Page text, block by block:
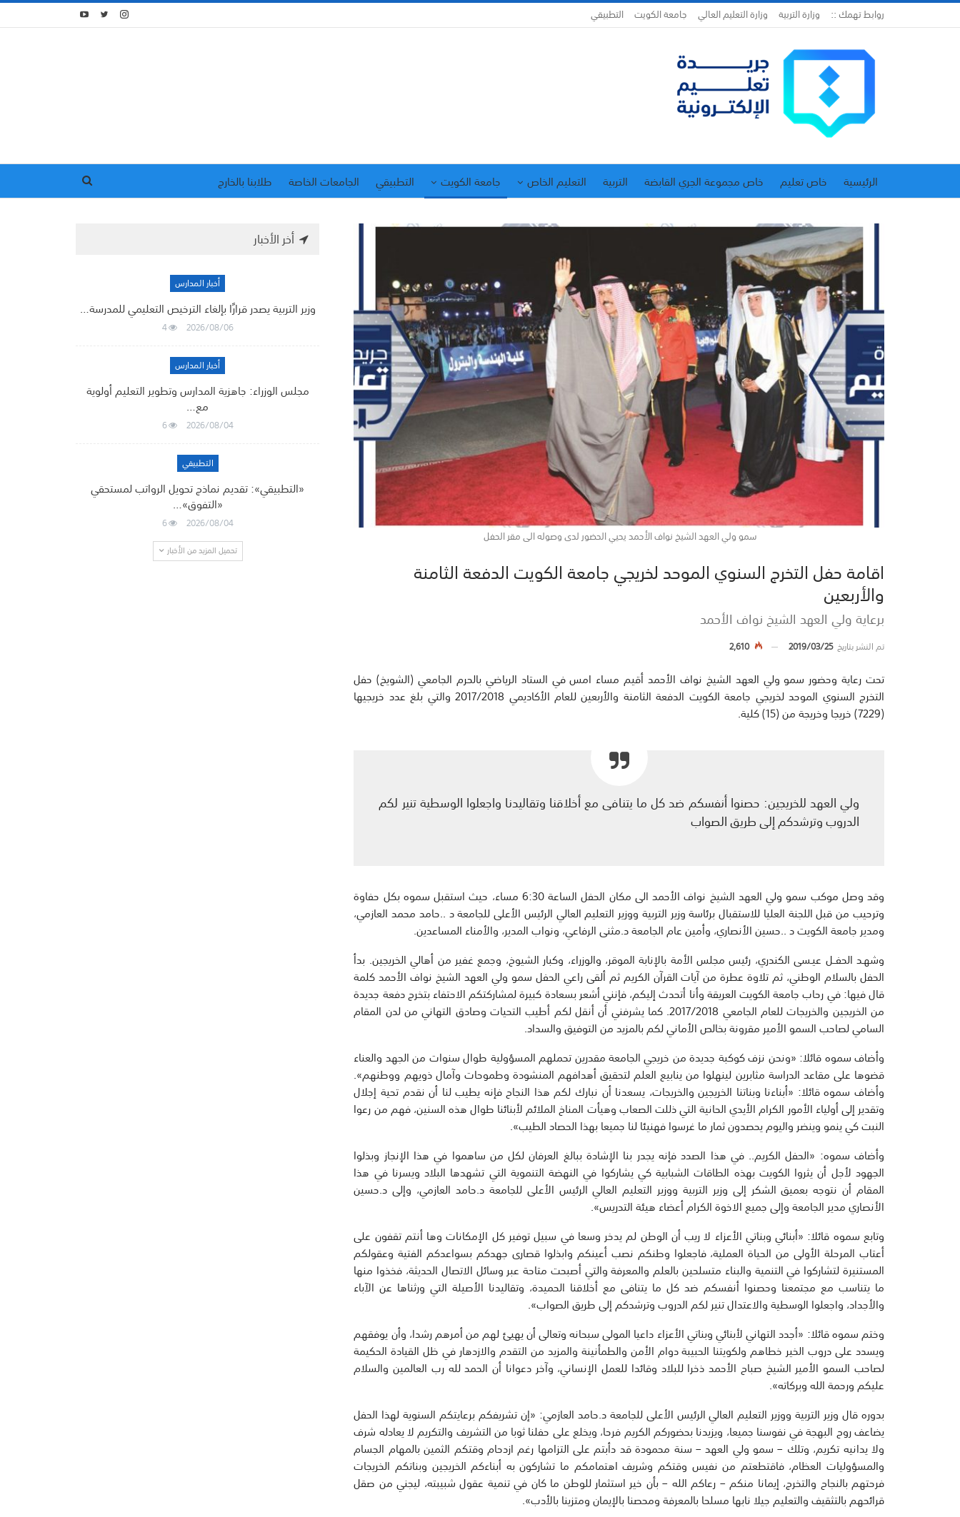
روابط تهمك :: وزارة التربية وزارة التعليم العالي جامعة الكويت التطبيقي
الرئيسية خاص تعليم خاص مجموعة الجري القابضة التربية التعليم الخاص جامعة الكويت التطبيقي الجامعات الخاصة
طلابنا بالخارج
سمو ولي العهد الشيخ نواف الأحمد يحيي الحضور لدى وصوله الى مقر الحفل
اقامة حفل التخرج السنوي الموحد لخريجي جامعة الكويت الدفعة الثامنة
والأربعين
برعاية ولي العهد الشيخ نواف الأحمد
تم النشر بتاريخ2019/03/25
2,610
تحت رعاية وحضور سمو ولي العهد الشيخ نواف الأحمد أقيم مساء امس في الستاد الرياضي بالحرم الجامعي (الشويخ) حفل
التخرج السنوي الموحد لخريجي جامعة الكويت الدفعة الثامنة والأربعين للعام الأكاديمي 2017/2018 والتي بلغ عدد خريجيها
(7229) خريجا وخريجة من (15) كلية.
ولي العهد للخريجين: حصنوا أنفسكم ضد كل ما يتنافى مع أخلاقنا وتقاليدنا واجعلوا الوسطية تنير لكم
الدروب وترشدكم إلى طريق الصواب
وقد وصل موكب سمو ولي العهد الشيخ نواف الأحمد الى مكان الحفل الساعة 6:30 مساء، حيث استقبل سموه بكل حفاوة
وترحيب من قبل اللجنة العليا للاستقبال برئاسة وزير التربية ووزير التعليم العالي الرئيس الأعلى للجامعة د ..حامد محمد العازمي،
ومدير جامعة الكويت د ..حسين الأنصاري، وأمين عام الجامعة د.مثنى الرفاعي، ونواب المدير، والأمناء المساعدين.
وشهـد الحفــل عيـسى الكندري، رئيس مجلس الأمة بالإنابة الموقر، والوزراء، وكبار الشيوخ، وجمع غفير من أهالي الخريجين. بدأ
الحفل بالسلام الوطني، ثم تلاوة عطرة من آيات القرآن الكريم ثم ألقى راعي الحفل سمو ولي العهد الشيخ نواف الأحمد كلمة
قال فيها: في رحاب جامعة الكويت العريقة وأنا أتحدث إليكم، فإنني أشعر بسعادة كبيرة لمشاركتكم الاحتفاء بتخرج دفعة جديدة
من الخريجين والخريجات للعام الجامعي 2017/2018. كما يشرفني أن أنقل لكم أطيب التحيات وصادق التهاني من لدن المقام
السامي لصاحب السمو الأمير مقرونة بخالص الأماني لكم بالمزيد من التوفيق والسداد.
وأضاف سموه قائلا: «ونحن نزف كوكبة جديدة من خريجي الجامعة مقدرين تحملهم المسؤولية طوال سنوات من الجهد والعناء
قضوها على مقاعد الدراسة مثابرين لينهلوا من ينابيع العلم لتحقيق أهدافهم المنشودة وطموحات وآمال ذويهم ووطنهم».
وأضاف سموه قائلا: «أبناءنا وبناتنا الخريجين والخريجات، يسعدنا أن نبارك لكم هذا النجاح فإنه يطيب لنا أن نقدم تحية إجلال
وتقدير إلى أولياء الأمور الكرام الأيدي الحانية التي ذللت الصعاب وهيأت المناخ الملائم لأبنائنا طوال هذه السنين، فهم من رعوا
النبت كي ينمو وينضر واليوم يحصدون ثمار ما غرسوا فهنيئا لنا جميعا بهذا الحصاد الطيب».
وأضاف سموه: «الحفل الكريم.. في هذا الصدد فإنه يجدر بنا الإشادة ببالغ العرفان لكل من ساهموا في هذا الإنجاز وبذلوا
الجهود لأجل أن يثروا الكويت بهذه الطاقات الشبابية كي يشاركوا في النهضة التنموية التي تشهدها البلاد ويسرنا في هذا
المقام أن نتوجه بعميق الشكر إلى وزير التربية ووزير التعليم العالي الرئيس الأعلى للجامعة د.حامد العازمي، وإلى د.حسين
الأنصاري مدير الجامعة وإلى جميع الاخوة الكرام أعضاء هيئة التدريس».
وتابع سموه قائلا: «أبنائي وبناتي الأعزاء لا ريب أن الوطن لم يدخر وسعا في سبيل توفير كل الإمكانات وها أنتم تقفون على
أعتاب المرحلة الأولى من الحياة العملية، فاجعلوا وطنكم نصب أعينكم وابذلوا قصارى جهدكم بسواعدكم الفتية وعقولكم
المستنيرة لتشاركوا في التنمية والبناء متسلحين بالعلم والمعرفة والتي أصبحت متاحة عبر وسائل الاتصال الحديثة، فخذوا منها
ما يتناسب مع مجتمعنا وحصنوا أنفسكم ضد كل ما يتنافى مع أخلاقنا الحميدة، وتقاليدنا الأصيلة التي ورثناها عن الآباء
والأجداد، واجعلوا الوسطية والاعتدال تنير لكم الدروب وترشدكم إلى طريق الصواب».
وختم سموه قائلا: «أجدد التهاني لأبنائي وبناتي الأعزاء داعيا المولى سبحانه وتعالى أن يهيئ لهم من أمرهم رشدا، وأن يوفقهم
ويسدد على دروب الخير خطاهم ولكويتنا الحبيبة دوام الأمن والطمأنينة والمزيد من التقدم والازدهار في ظل القيادة الحكيمة
لصاحب السمو الأمير الشيخ صباح الأحمد ذخرا للبلاد وقائدا للعمل الإنساني، وآخر دعوانا أن الحمد لله رب العالمين والسلام
عليكم ورحمة الله وبركاته».
بدوره قال وزير التربية ووزير التعليم العالي الرئيس الأعلى للجامعة د.حامد العازمي: «إن تشريفكم برعايتكم السنوية لهذا الحفل
يضاعف روح البهجة في نفوسنا جميعا، ويزيدنا بحضوركم الكريم فرحا، ويخلع على حفلنا ثوبا من التشريف والتكريم لا يعادله شرف
ولا يدانيه تكريم، وتلك – سمو ولي العهد – سنة محمودة قد دأبتم على التزامها رغم ازدحام وقتكم الثمين بالمهام الجسام
والمسؤوليات العظام، فاقتطعتم من نفيس وقتكم وشريف اهتمامكم ما تشاركون به أبناءكم الخريجين وبناتكم الخريجات
فرحتهم بالنجاح والتخرج، إيمانا منكم – رعاكم الله – بأن خير استثمار للوطن ما كان في تنمية عقول شبيبته، ليجني من صقل
قرائحهم بالتثقيف والتعليم جيلا نابها مسلحا بالمعرفة ومحصنا بالإيمان ومتزينا بالأدب».
أخر الأخبار
أخبار المدارس
وزير التربية يصدر قرارًا بإلغاء الترخيص التعليمي للمدرسة…
2026/08/06
4
أخبار المدارس
مجلس الوزراء: جاهزية المدارس وتطوير التعليم أولوية
مع…
2026/08/04
6
التطبيقي
«التطبيقي»: تقديم نماذج تحويل الرواتب لمستحقي
«التفوق»…
2026/08/04
6
تحميل المزيد من الأخبار